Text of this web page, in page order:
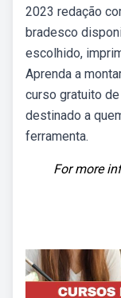
2023 redação
bradesco
escolhido,
Aprenda a
curso gratuito
destinado a
ferramenta.
For more